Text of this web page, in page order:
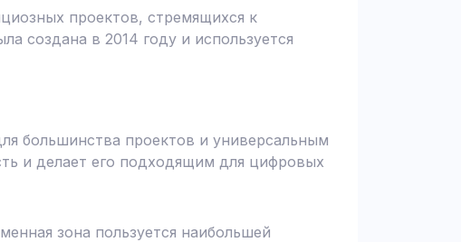
проектов, стремящихся к
создана в 2014 году и используется
большинства проектов и универсальным
и делает его подходящим для цифровых
зона пользуется наибольшей